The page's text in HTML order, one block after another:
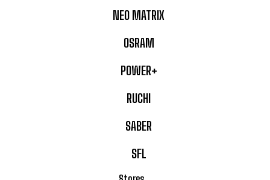
NEO MATRIX
OSRAM
POWER+
RUCHI
SABER
SFL